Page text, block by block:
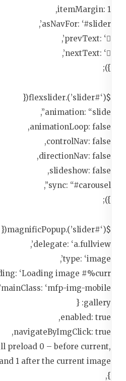
itemMargin: 1,
asNavFor: ‘#slider’,
prevText: ‘’,
nextText: ‘’,
});
$(‘#slider’).flexslider({
animation: “slide”,
animationLoop: false,
controlNav: false,
directionNav: false,
slideshow: false,
sync: “#carousel”,
});
$(‘#slider’).magnificPopup({
delegate: ‘a.fullview’,
type: ‘image’,
‘Loading image #%curr%…’,
mainClass: ‘mfp-img-mobile’,
gallery: {
enabled: true,
navigateByImgClick: true,
preload 0 – before current,
and 1 after the current image
},